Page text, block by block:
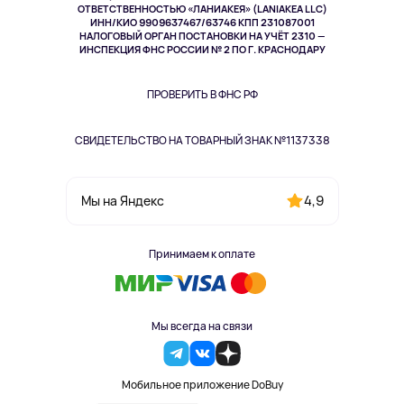
ОТВЕТСТВЕННОСТЬЮ «ЛАНИАКЕЯ» (LANIAKEA LLC)
ИНН/КИО 9909637467/63746 КПП 231087001
НАЛОГОВЫЙ ОРГАН ПОСТАНОВКИ НА УЧЁТ 2310 —
ИНСПЕКЦИЯ ФНС РОССИИ № 2 ПО Г. КРАСНОДАРУ
ПРОВЕРИТЬ В ФНС РФ
СВИДЕТЕЛЬСТВО НА ТОВАРНЫЙ ЗНАК №1137338
Мы на Яндекс 4,9
Принимаем к оплате
Мы всегда на связи
Мобильное приложение DoBuy
Здоровье питомцев
Одежда и аксессуары